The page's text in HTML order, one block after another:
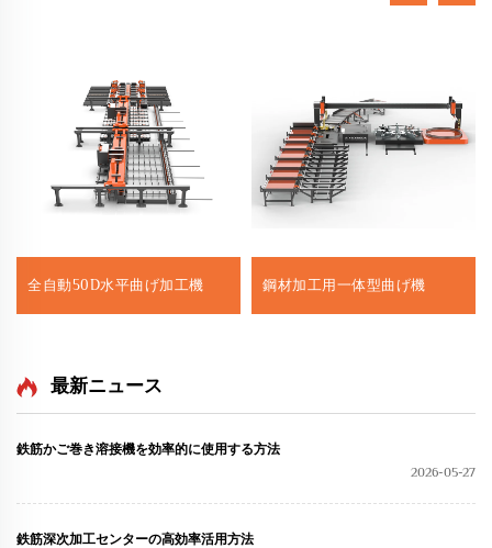
全自動50D水平曲げ加工機 鋼材加工用一体型曲げ機
最新ニュース
鉄筋かご巻き溶接機を効率的に使用する方法
2026-05-27
鉄筋深次加工センターの高効率活用方法